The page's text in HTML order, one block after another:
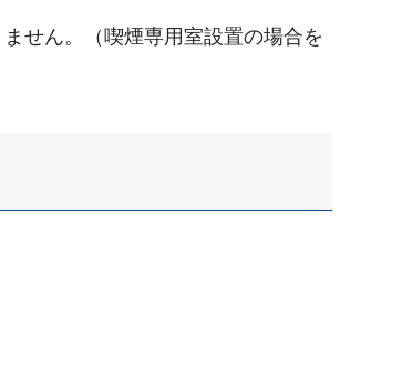
せん。（喫煙専用室設置の場合を